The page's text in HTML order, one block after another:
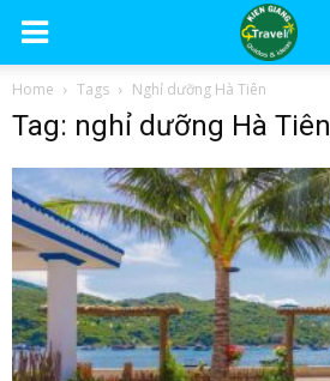
Home Tags Nghỉ dưỡng Hà Tiên
Tag: nghỉ dưỡng Hà Tiên